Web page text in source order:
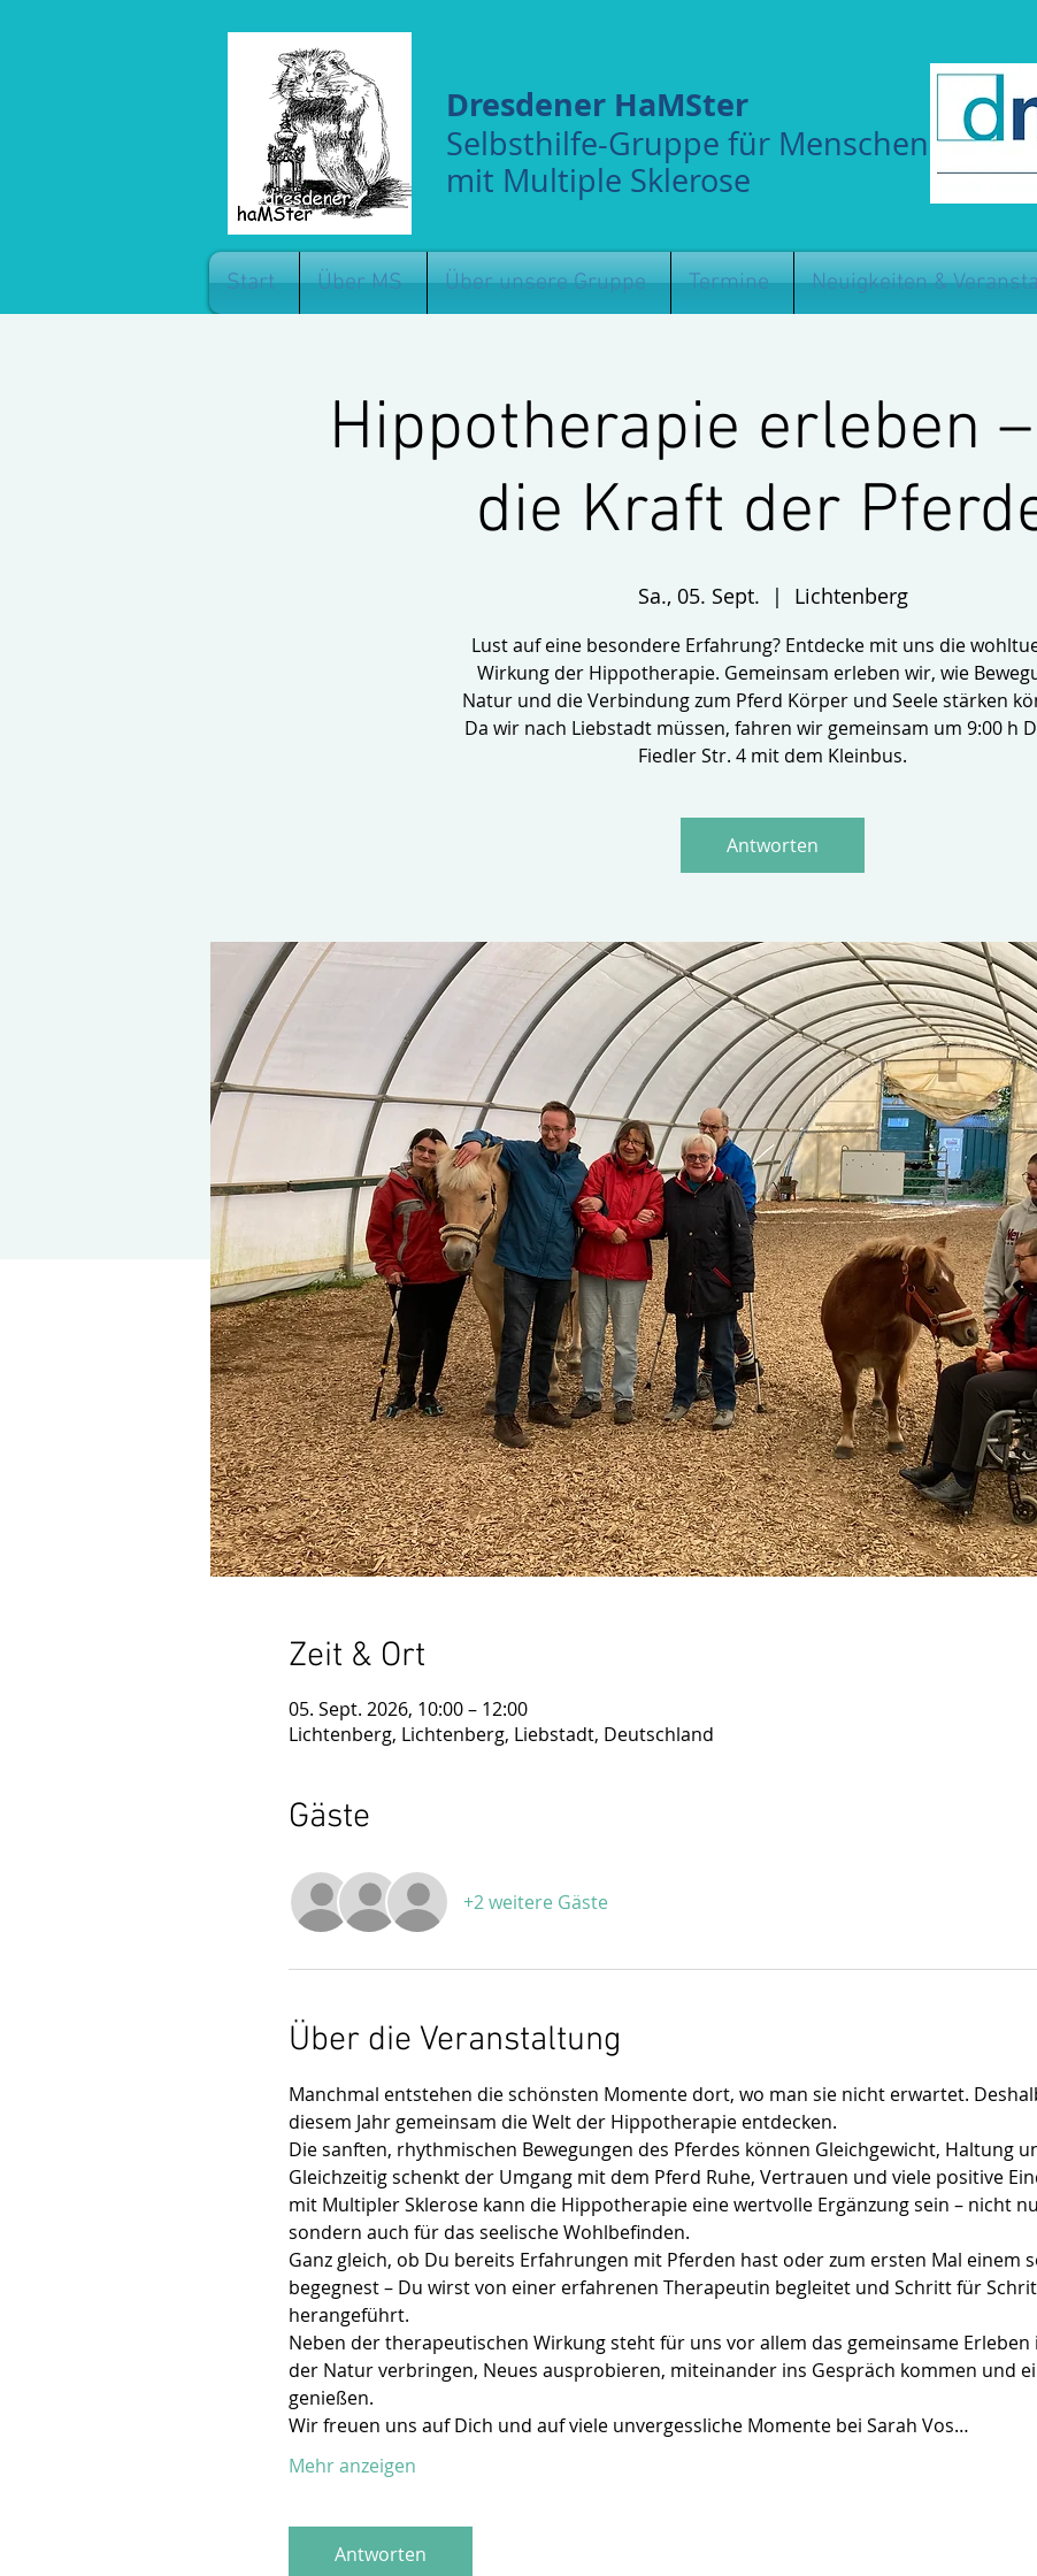
Dresdener HaMSter
Selbsthilfe-Gruppe für Menschen
mit Multiple Sklerose
Start Über MS Über unsere Gruppe Termine Neuigkeiten &
Hippotherapie erleben
die Kraft der
Sa., 05. Sept.
  |
Lichtenberg
Lust auf eine besondere Erfahrung? Entdecke mit uns die
Wirkung der Hippotherapie. Gemeinsam erleben wir, wie
Natur und die Verbindung zum Pferd Körper und Seele stärken
Da wir nach Liebstadt müssen, fahren wir gemeinsam um 9:00 h
Fiedler Str. 4 mit dem Kleinbus.
Antworten
Zeit & Ort
05. Sept. 2026, 10:00 – 12:00
Lichtenberg, Lichtenberg, Liebstadt, Deutschland
Gäste
+2 weitere Gäste
Über die Veranstaltung
Manchmal entstehen die schönsten Momente dort, wo man sie nicht erwartet.
diesem Jahr gemeinsam die Welt der Hippotherapie entdecken.
Die sanften, rhythmischen Bewegungen des Pferdes können Gleichgewicht, Haltung
Gleichzeitig schenkt der Umgang mit dem Pferd Ruhe, Vertrauen und viele positive
mit Multipler Sklerose kann die Hippotherapie eine wertvolle Ergänzung sein – nicht
sondern auch für das seelische Wohlbefinden.
Ganz gleich, ob Du bereits Erfahrungen mit Pferden hast oder zum ersten Mal einem
begegnest – Du wirst von einer erfahrenen Therapeutin begleitet und Schritt für
herangeführt.
Neben der therapeutischen Wirkung steht für uns vor allem das gemeinsame
der Natur verbringen, Neues ausprobieren, miteinander ins Gespräch kommen und
genießen.
Wir freuen uns auf Dich und auf viele unvergessliche Momente bei Sarah Vos…
Mehr anzeigen
Antworten